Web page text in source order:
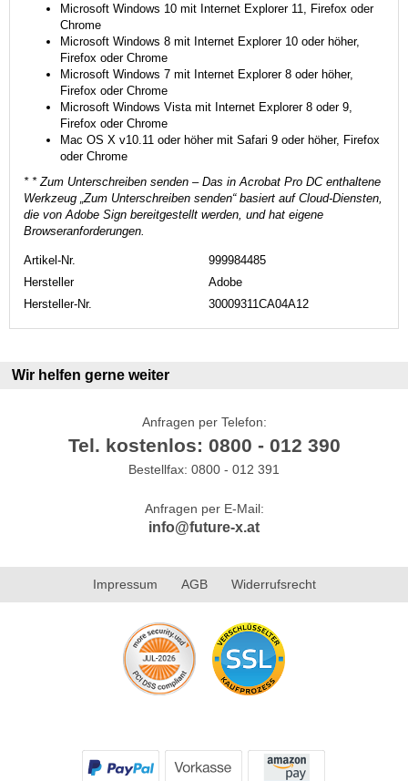
Microsoft Windows 10 mit Internet Explorer 11, Firefox oder
Chrome
Microsoft Windows 8 mit Internet Explorer 10 oder höher,
Firefox oder Chrome
Microsoft Windows 7 mit Internet Explorer 8 oder höher,
Firefox oder Chrome
Microsoft Windows Vista mit Internet Explorer 8 oder 9,
Firefox oder Chrome
Mac OS X v10.11 oder höher mit Safari 9 oder höher, Firefox
oder Chrome
* * Zum Unterschreiben senden – Das in Acrobat Pro DC enthaltene
Werkzeug „Zum Unterschreiben senden“ basiert auf Cloud-Diensten,
die von Adobe Sign bereitgestellt werden, und hat eigene
Browseranforderungen.
Artikel-Nr.
999984485
Hersteller
Adobe
Hersteller-Nr.
30009311CA04A12
Wir helfen gerne weiter
Anfragen per Telefon:
Tel. kostenlos: 0800 - 012 390
Bestellfax: 0800 - 012 391
Anfragen per E-Mail:
info@future-x.at
Impressum AGB Widerrufsrecht